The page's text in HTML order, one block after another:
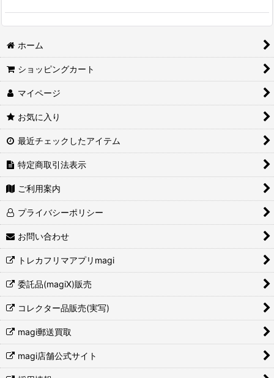
ホーム
ショッピングカート
マイページ
お気に入り
最近チェックしたアイテム
特定商取引法表示
ご利用案内
プライバシーポリシー
お問い合わせ
トレカフリマアプリmagi
委託品(magiX)販売
コレクター品販売(実写)
magi郵送買取
magi店舗公式サイト